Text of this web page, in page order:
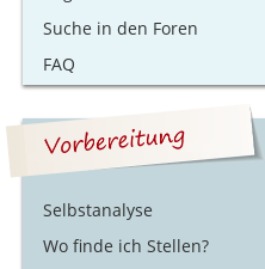
Suche in den Foren
FAQ
Selbstanalyse
Wo finde ich Stellen?